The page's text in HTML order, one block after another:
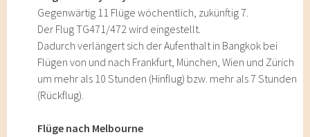
Gegenwärtig 11 Flüge wöchentlich, zukünftig 7.
Der Flug TG471/472 wird eingestellt.
Dadurch verlängert sich der Aufenthalt in Bangkok bei
Flügen von und nach Frankfurt, München, Wien und Zürich
um mehr als 10 Stunden (Hinflug) bzw. mehr als 7 Stunden
(Rückflug).
Flüge nach Melbourne